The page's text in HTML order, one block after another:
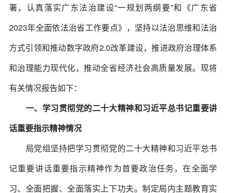
署，认真落实广东法治建设“一规划两纲要”和《广东省
2023年全面依法治省工作要点》，坚持以法治思维和法治
方式引领和推动数字政府2.0改革建设，推进政府治理体系
和治理能力现代化，推动全省经济社会高质量发展。现将
有关情况报告如下：
一、学习贯彻党的二十大精神和习近平总书记重要讲
话重要指示精神情况
局党组坚持把学习贯彻党的二十大精神和习近平总书
记重要讲话重要指示精神作为首要政治任务，在全面学
习、全面把握、全面落实上下功夫。制定局内主题教育实